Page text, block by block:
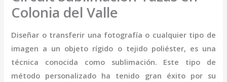
Colonia del Valle
Diseñar o transferir una fotografía o cualquier tipo de
imagen a un objeto rígido o tejido poliéster, es una
técnica conocida como sublimación. Este tipo de
método personalizado ha tenido gran éxito por su